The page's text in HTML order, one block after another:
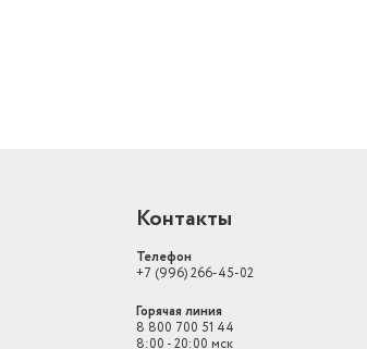
Контакты
Телефон
+7 (996) 266-45-02
Горячая линия
8 800 700 51 44
8:00 - 20:00 мск